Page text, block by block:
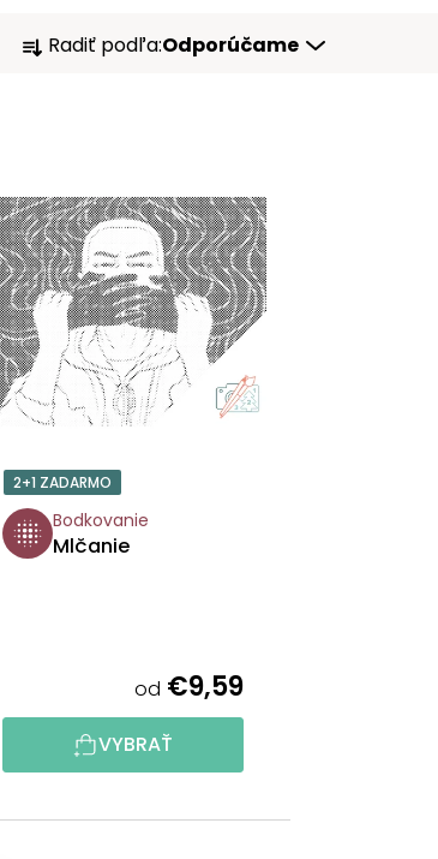
R
E
N
I
E
P
R
O
D
T
O
V
Radiť podľa:Odporúčame
2+1 ZADARMO
Bodkovanie
Mlčanie
od €9,59
VYBRAŤ